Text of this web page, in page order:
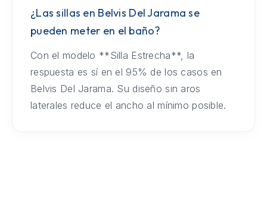
¿Las sillas en Belvis Del Jarama se
pueden meter en el baño?
Con el modelo **Silla Estrecha**, la
respuesta es sí en el 95% de los casos en
Belvis Del Jarama. Su diseño sin aros
laterales reduce el ancho al mínimo posible.